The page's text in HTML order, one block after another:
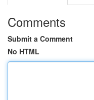
Comments
Submit a Comment
No HTML